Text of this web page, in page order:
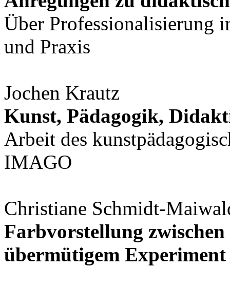
Über Professionalisierung
und Praxis
Jochen Krautz
Kunst, Pädagogik,
Arbeit des
IMAGO
Christiane Schmidt-
Farbvorstellung
übermütigem